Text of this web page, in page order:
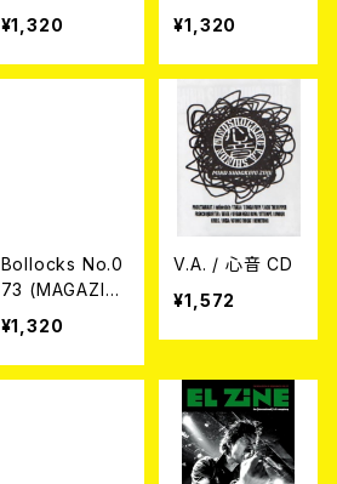
E)
¥1,320
E)
¥1,320
Bollocks No.0
73 (MAGAZIN
E)
¥1,320
V.A. / 心音 CD
¥1,572